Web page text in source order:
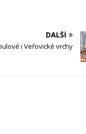
DALŠÍ
i Veřovické vrchy